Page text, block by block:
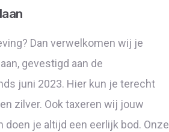
Dan verwelkomen wij je
gevestigd aan de
juni 2023. Hier kun je terecht
zilver. Ook taxeren wij jouw
je altijd een eerlijk bod. Onze